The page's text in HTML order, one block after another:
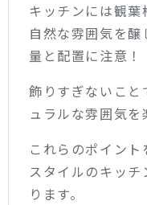
キッチンには観葉
自然な雰囲気を
量と配置に注意！
飾りすぎないこと
ュラルな雰囲気を
これらのポイン
スタイルのキッ
ります。